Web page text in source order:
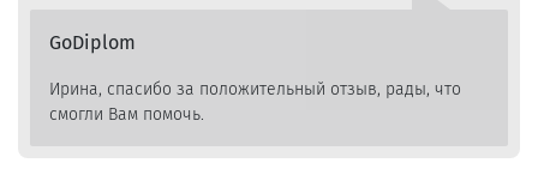
GoDiplom
Ирина, спасибо за положительный отзыв, рады, что
смогли Вам помочь.